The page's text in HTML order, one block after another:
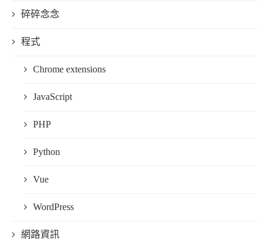
碎碎念念
程式
Chrome extensions
JavaScript
PHP
Python
Vue
WordPress
網路資訊